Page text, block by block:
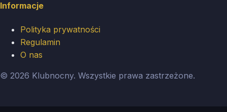
Informacje
Polityka prywatności
Regulamin
O nas
© 2026 Klubnocny. Wszystkie prawa zastrzeżone.